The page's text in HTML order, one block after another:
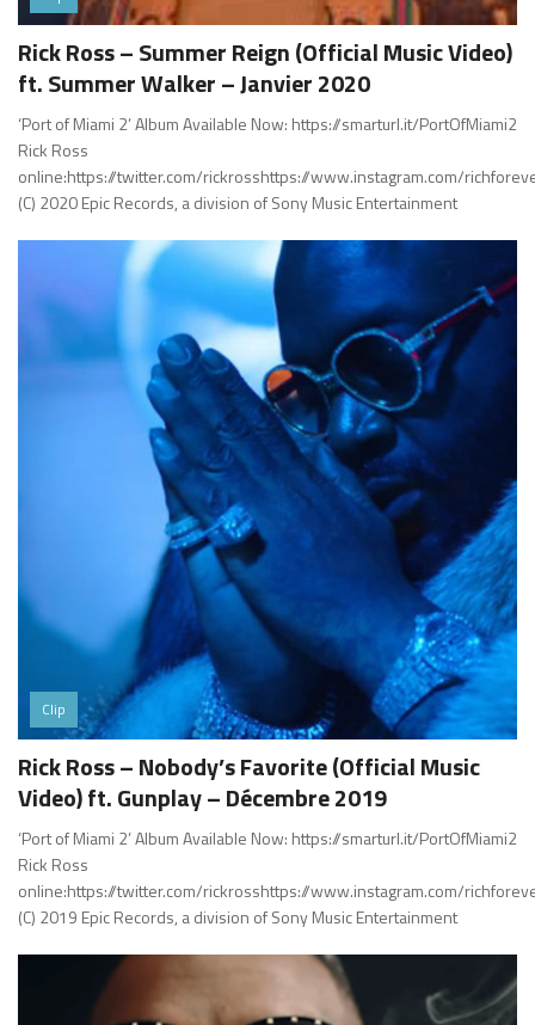
Rick Ross – Summer Reign (Official Music Video)
ft. Summer Walker – Janvier 2020
‘Port of Miami 2’ Album Available Now: https://smarturl.it/PortOfMiami2
Rick Ross
online:https://twitter.com/rickrosshttps://www.instagram.com/
(C) 2020 Epic Records, a division of Sony Music Entertainment
Clip
Rick Ross – Nobody’s Favorite (Official Music
Video) ft. Gunplay – Décembre 2019
‘Port of Miami 2’ Album Available Now: https://smarturl.it/PortOfMiami2
Rick Ross
online:https://twitter.com/rickrosshttps://www.instagram.com/
(C) 2019 Epic Records, a division of Sony Music Entertainment